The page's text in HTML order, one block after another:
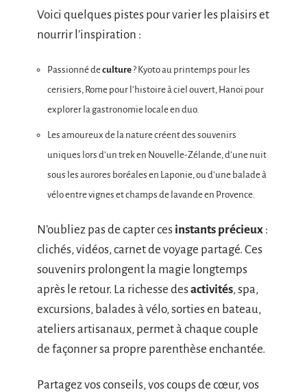
Voici quelques pistes pour varier les plaisirs et
nourrir l’inspiration :
Passionné deculture ? Kyoto au printemps pour les
cerisiers, Rome pour l’histoire à ciel ouvert, Hanoï pour
explorer la gastronomie locale en duo.
Les amoureux de la nature créent des souvenirs
uniques lors d’un trek en Nouvelle-Zélande, d’une nuit
sous les aurores boréales en Laponie, ou d’une balade à
vélo entre vignes et champs de lavande en Provence.
N’oubliez pas de capter ces instants précieux :
clichés, vidéos, carnet de voyage partagé. Ces
souvenirs prolongent la magie longtemps
après le retour. La richesse desactivités, spa,
excursions, balades à vélo, sorties en bateau,
ateliers artisanaux, permet à chaque couple
de façonner sa propre parenthèse enchantée.
Partagez vos conseils, vos coups de cœur, vos